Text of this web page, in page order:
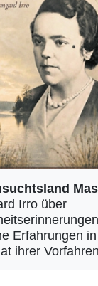
Irro über
Erfahrungen
ihrer Vorfahren